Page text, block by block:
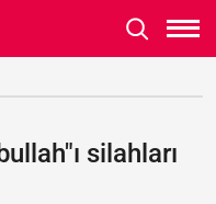
silahları